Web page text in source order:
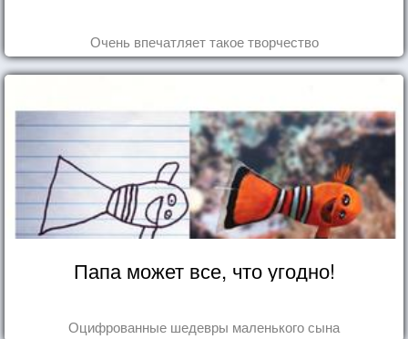
Очень впечатляет такое творчество
Папа может все, что угодно!
Оцифрованные шедевры маленького сына